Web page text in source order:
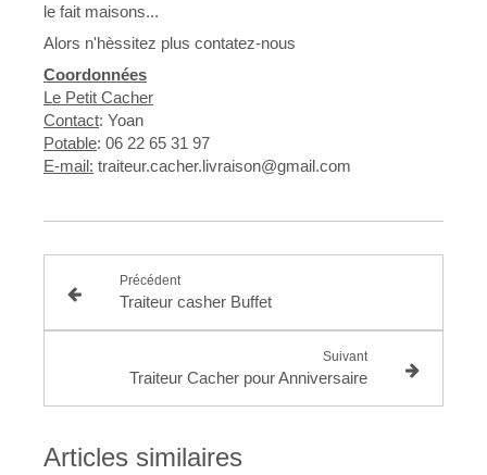
le fait maisons...
Alors n'hèssitez plus contatez-nous
Coordonnées
Le Petit Cacher
Contact: Yoan
Potable: 06 22 65 31 97
E-mail: traiteur.cacher.livraison@gmail.com
Précédent
Traiteur casher Buffet
Suivant
Traiteur Cacher pour Anniversaire
Articles similaires